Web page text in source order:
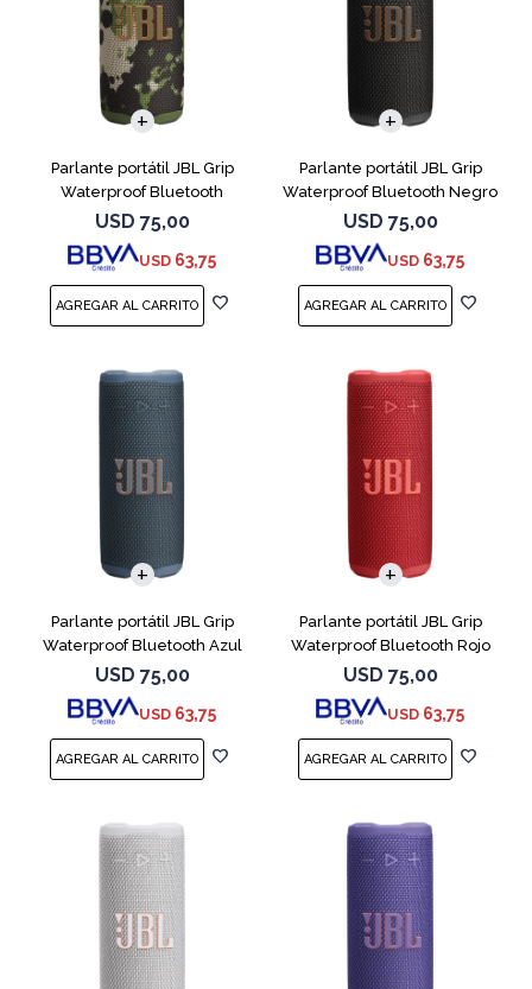
Parlante portátil JBL Grip
Waterproof Bluetooth
Camuflado
USD 75,00
USD 63,75
Parlante portátil JBL Grip
Waterproof Bluetooth Negro
USD 75,00
USD 63,75
Parlante portátil JBL Grip
Waterproof Bluetooth Azul
USD 75,00
USD 63,75
Parlante portátil JBL Grip
Waterproof Bluetooth Rojo
USD 75,00
USD 63,75